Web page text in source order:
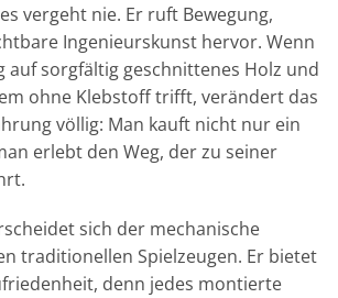
vergeht nie. Er ruft Bewegung,
Ingenieurskunst hervor. Wenn
auf sorgfältig geschnittenes Holz und
ohne Klebstoff trifft, verändert das
völlig: Man kauft nicht nur ein
erlebt den Weg, der zu seiner
sich der mechanische
traditionellen Spielzeugen. Er bietet
denn jedes montierte